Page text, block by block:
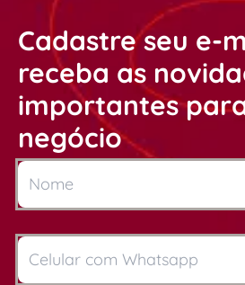
Cadastre seu e-
receba as
importantes
negócio